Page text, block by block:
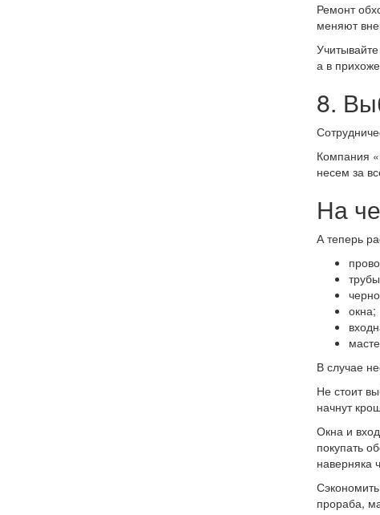
Ремонт
меняют
а в
8.
Компания
несем за
На
А теперь
окна;
В случае
Не стоит
начнут
Окна и
покупать
наверняка
прораба,